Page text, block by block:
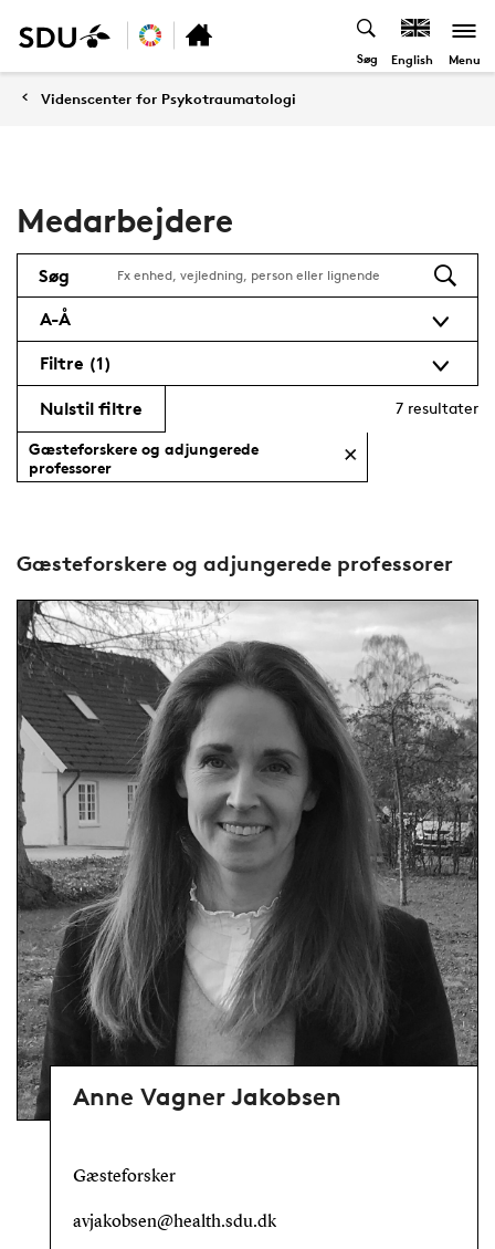
Søg English Menu
Videnscenter for Psykotraumatologi
Medarbejdere
Filtre (1)
A-Å
Søg
7 resultater
Nulstil filtre
Gæsteforskere og adjungerede
professorer
Gæsteforskere og adjungerede professorer
Anne Vagner Jakobsen
Gæsteforsker
avjakobsen@health.sdu.dk